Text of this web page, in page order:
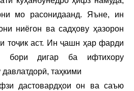
мо расонидаанд. Яъне, ин
ниёгон ва садҳову ҳазорон
тоҷик аст. Ин ҷашн ҳар фарди
бори дигар ба ифтихору
таҳкими
дастовардҳои он ва саъю